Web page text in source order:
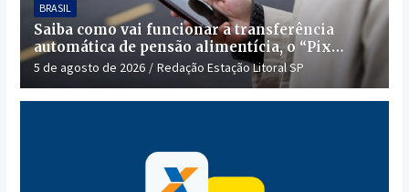
BRASIL
Saiba como vai funcionar a transferência
automática de pensão alimentícia, o “Pix
Pensão”
5 de agosto de 2026 Redação Estação Litoral SP